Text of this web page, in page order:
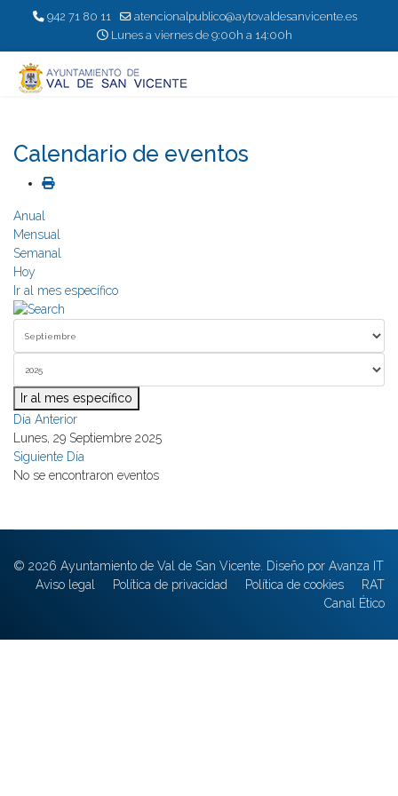
942 71 80 11
atencionalpublico@aytovaldesanvicente.es
Lunes a viernes de 9:00h a 14:00h
Calendario de eventos
Anual
Mensual
Semanal
Hoy
Ir al mes específico
Ir al mes específico
Día Anterior
Lunes, 29 Septiembre 2025
Siguiente Día
No se encontraron eventos
© 2026 Ayuntamiento de Val de San Vicente. Diseño por Avanza IT
Aviso legal
Política de privacidad Política de cookies
RAT
Canal Ético